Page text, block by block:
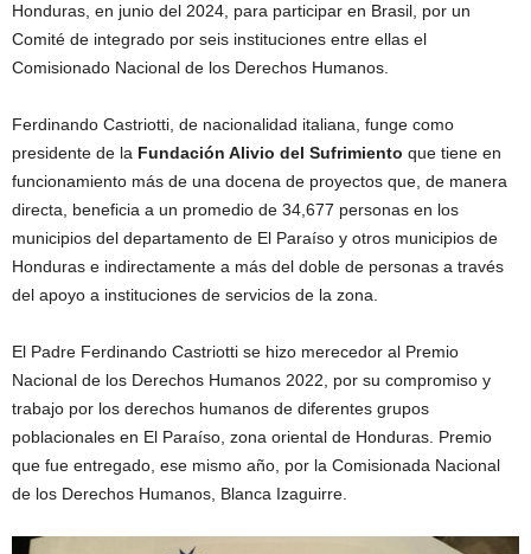
Honduras, en junio del 2024, para participar en Brasil, por un
Comité de integrado por seis instituciones entre ellas el
Comisionado Nacional de los Derechos Humanos.
Ferdinando Castriotti, de nacionalidad italiana, funge como
presidente de la Fundación Alivio del Sufrimiento que tiene en
funcionamiento más de una docena de proyectos que, de manera
directa, beneficia a un promedio de 34,677 personas en los
municipios del departamento de El Paraíso y otros municipios de
Honduras e indirectamente a más del doble de personas a través
del apoyo a instituciones de servicios de la zona.
El Padre Ferdinando Castriotti se hizo merecedor al Premio
Nacional de los Derechos Humanos 2022, por su compromiso y
trabajo por los derechos humanos de diferentes grupos
poblacionales en El Paraíso, zona oriental de Honduras. Premio
que fue entregado, ese mismo año, por la Comisionada Nacional
de los Derechos Humanos, Blanca Izaguirre.